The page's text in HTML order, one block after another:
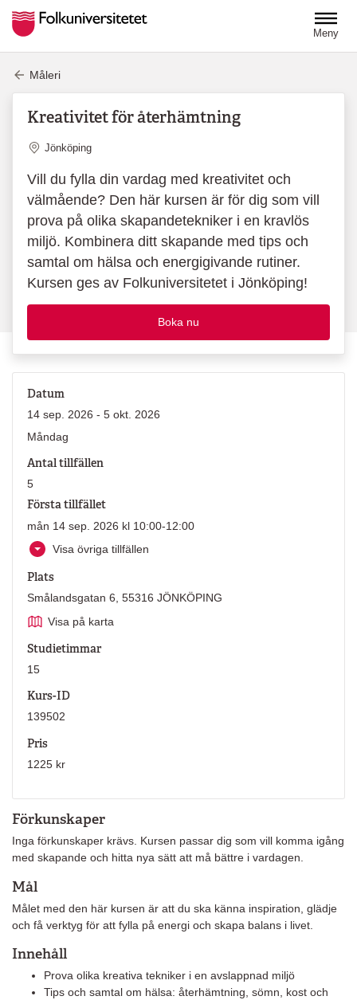
Meny
Måleri
Kreativitet för återhämtning
Plats
Jönköping
Vill du fylla din vardag med kreativitet och
välmående? Den här kursen är för dig som vill
prova på olika skapandetekniker i en kravlös
miljö. Kombinera ditt skapande med tips och
samtal om hälsa och energigivande rutiner.
Kursen ges av Folkuniversitetet i Jönköping!
Boka nu
Förkunskaper
Inga förkunskaper krävs. Kursen passar dig som vill komma igång
med skapande och hitta nya sätt att må bättre i vardagen.
Mål
Målet med den här kursen är att du ska känna inspiration, glädje
och få verktyg för att fylla på energi och skapa balans i livet.
Innehåll
Prova olika kreativa tekniker i en avslappnad miljö
Tips och samtal om hälsa: återhämtning, sömn, kost och
Datum
14 sep. 2026 - 5 okt. 2026
Måndag
Antal tillfällen
5
Första tillfället
mån 14 sep. 2026 kl 10:00-12:00
Visa övriga tillfällen
Plats
Smålandsgatan 6, 55316 JÖNKÖPING
Visa på karta
Studietimmar
15
Kurs-ID
139502
Pris
1225 kr